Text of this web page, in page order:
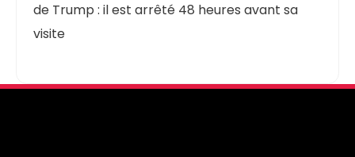
de Trump : il est arrêté 48 heures avant sa
visite